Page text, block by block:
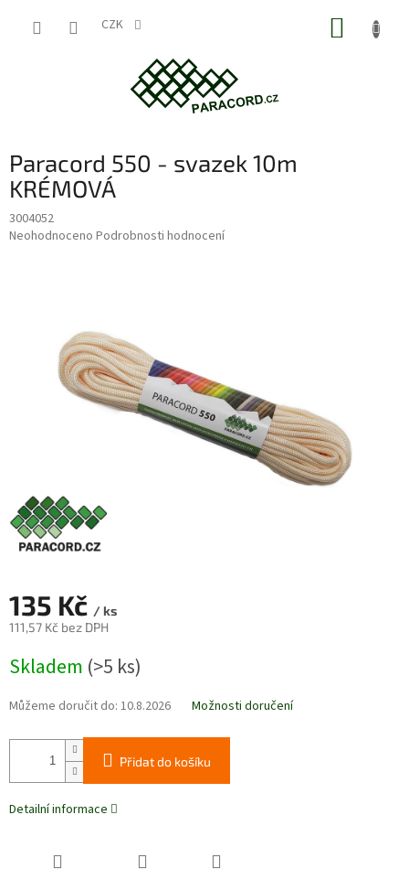
CZK
Paracord 550 - svazek 10m
KRÉMOVÁ
3004052
Průměrné
hvězdiček.
Neohodnoceno Podrobnosti hodnocení
135 Kč / ks
111,57 Kč bez DPH
cena:
Skladem (>5 ks)
Můžeme doručit do: 10.8.2026 Možnosti doručení
Přidat do košíku
Detailní informace